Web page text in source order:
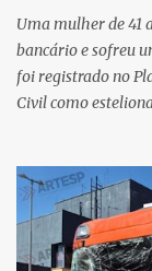
acidente. A Polícia
da ocorrência...
Uma mulher de 41
bancário e sofreu
foi registrado no
Civil como
suspeito alegou
e passou a
ser realizados.
PDF simulando